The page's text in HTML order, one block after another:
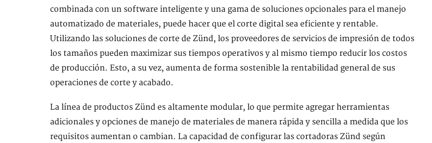
combinada con un software inteligente y una gama de soluciones opcionales para el manejo
automatizado de materiales, puede hacer que el corte digital sea eficiente y rentable.
Utilizando las soluciones de corte de Zünd, los proveedores de servicios de impresión de todos
los tamaños pueden maximizar sus tiempos operativos y al mismo tiempo reducir los costos
de producción. Esto, a su vez, aumenta de forma sostenible la rentabilidad general de sus
operaciones de corte y acabado.
La línea de productos Zünd es altamente modular, lo que permite agregar herramientas
adicionales y opciones de manejo de materiales de manera rápida y sencilla a medida que los
requisitos aumentan o cambian. La capacidad de configurar las cortadoras Zünd según